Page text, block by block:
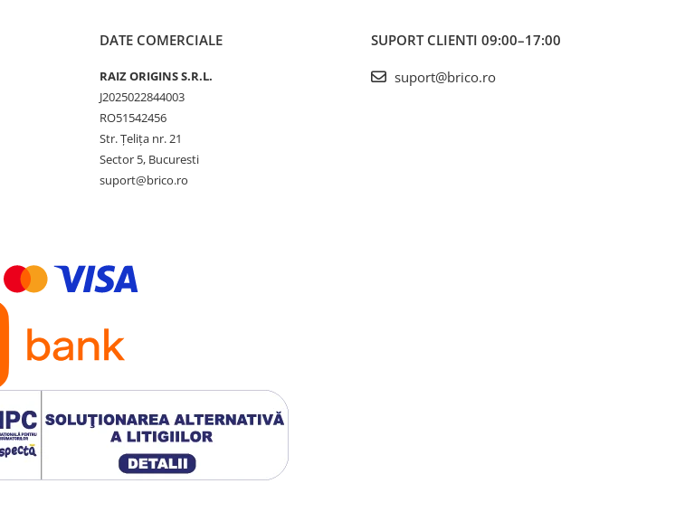
DATE COMERCIALE
RAIZ ORIGINS S.R.L.
J2025022844003
RO51542456
Str. Țelița nr. 21
Sector 5, Bucuresti
suport@brico.ro
SUPORT CLIENTI 09:00–17:00
suport@brico.ro